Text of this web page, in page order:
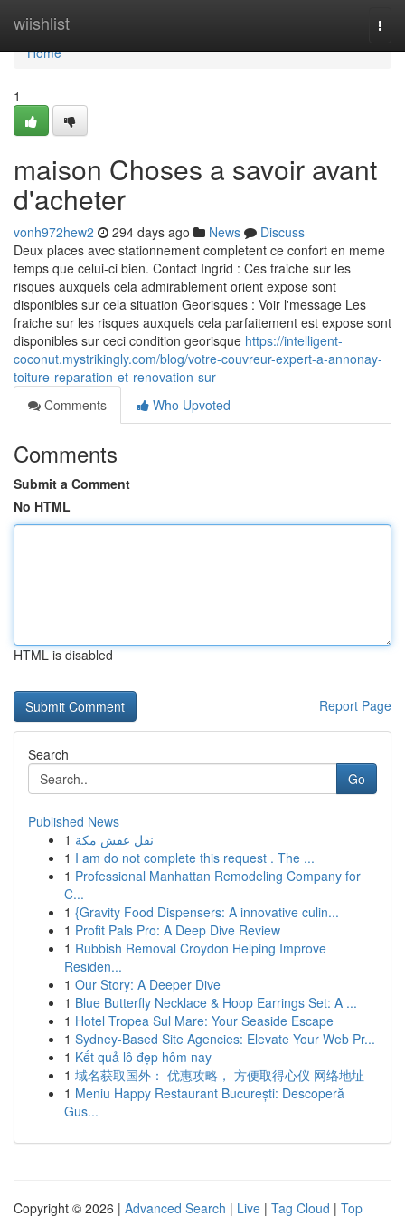
wiishlist
Home
Home
1
maison Choses a savoir avant
d'acheter
vonh972hew2 294 days ago News
Discuss
Deux places avec stationnement completent ce confort en meme
temps que celui-ci bien. Contact Ingrid : Ces fraiche sur les
risques auxquels cela admirablement orient expose sont
disponibles sur cela situation Georisques : Voir l'message Les
fraiche sur les risques auxquels cela parfaitement est expose sont
disponibles sur ceci condition georisque https://intelligent-
coconut.mystrikingly.com/blog/votre-couvreur-expert-a-annonay-
toiture-reparation-et-renovation-sur
Comments
Who Upvoted
Comments
Submit a Comment
No HTML
HTML is disabled
Report Page
Search
Go
Published News
1 نقل عفش مكة
1 I am do not complete this request . The ...
1 Professional Manhattan Remodeling Company for
C...
1 {Gravity Food Dispensers: A innovative culin...
1 Profit Pals Pro: A Deep Dive Review
1 Rubbish Removal Croydon Helping Improve
Residen...
1 Our Story: A Deeper Dive
1 Blue Butterfly Necklace & Hoop Earrings Set: A ...
1 Hotel Tropea Sul Mare: Your Seaside Escape
1 Sydney-Based Site Agencies: Elevate Your Web Pr...
1 Kết quả lô đẹp hôm nay
1 域名获取国外： 优惠攻略， 方便取得心仪 网络地址
1 Meniu Happy Restaurant București: Descoperă
Gus...
Copyright © 2026 | Advanced Search | Live | Tag Cloud | Top